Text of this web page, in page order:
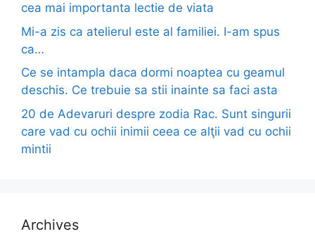
cea mai importanta lectie de viata
Mi-a zis ca atelierul este al familiei. I-am spus
ca…
Ce se intampla daca dormi noaptea cu geamul
deschis. Ce trebuie sa stii inainte sa faci asta
20 de Adevaruri despre zodia Rac. Sunt singurii
care vad cu ochii inimii ceea ce alţii vad cu ochii
mintii
Archives